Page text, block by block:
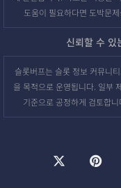
도움이 필요하다면 도박문
신뢰할 수 있
슬롯버프는 슬롯 정보 커뮤니
을 목적으로 운영됩니다. 일부
기준으로 공정하게 검토합